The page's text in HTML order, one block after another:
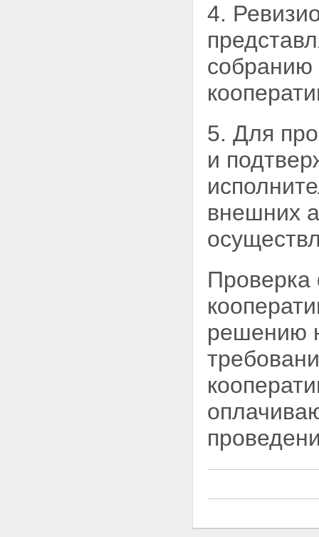
4.
собранию
5. Для
и
внешних
Проверка
решению